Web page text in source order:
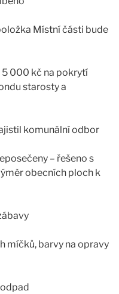
Místní části bude
5 000 kč na pokrytí
starosty a
komunální odbor
– řešeno s
obecních ploch k
míčků, barvy na opravy